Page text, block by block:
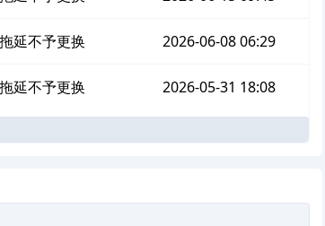
延不予更换 2026-06-08 06:29
延不予更换 2026-05-31 18:08